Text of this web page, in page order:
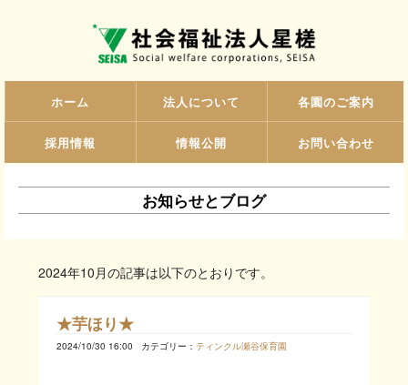
ホーム 法人について 各園のご案内
採用情報 情報公開 お問い合わせ
お知らせとブログ
2024年10月の記事は以下のとおりです。
★芋ほり★
2024/10/30 16:00 カテゴリー： ティンクル瀬谷保育園